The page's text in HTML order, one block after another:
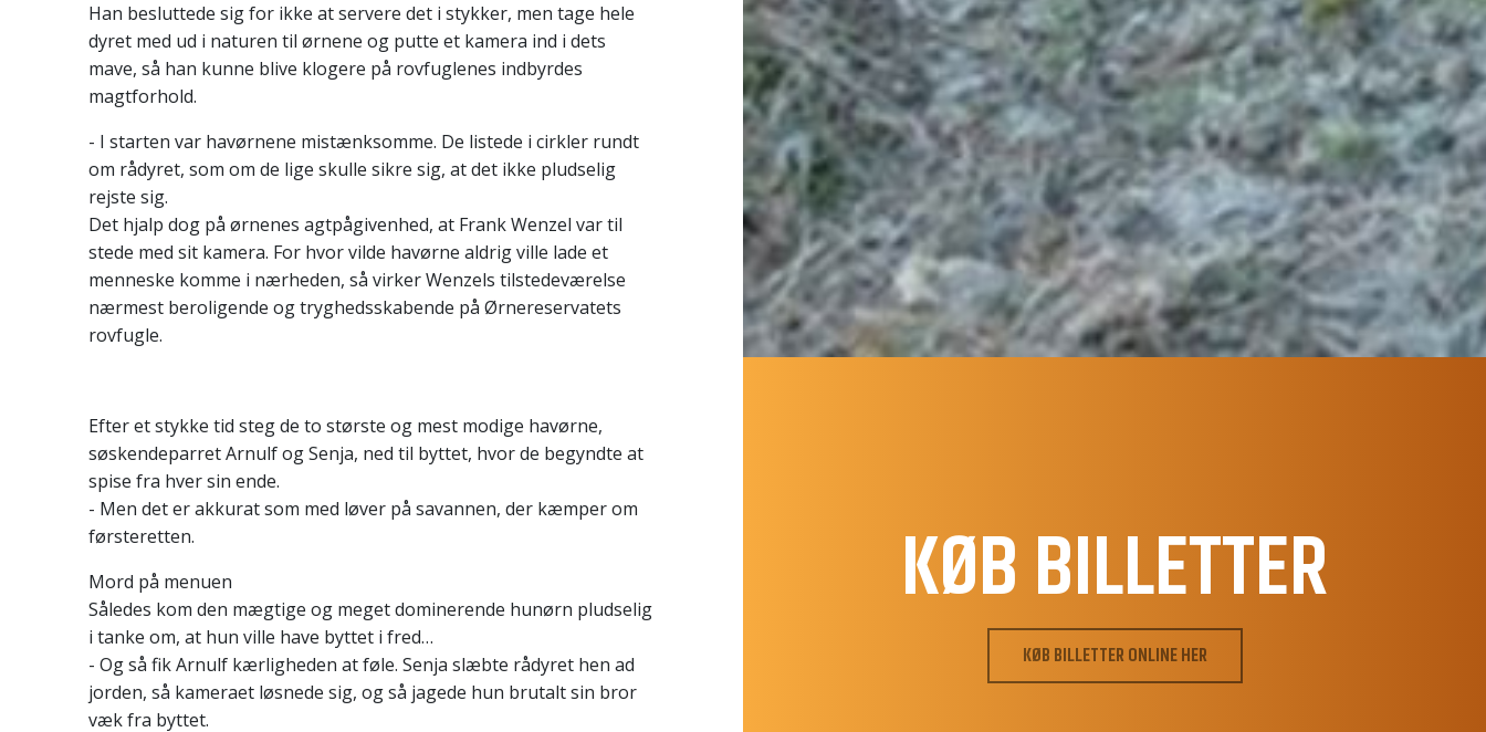
Han besluttede sig for ikke at servere det i stykker, men tage hele
dyret med ud i naturen til ørnene og putte et kamera ind i dets
mave, så han kunne blive klogere på rovfuglenes indbyrdes
magtforhold.
- I starten var havørnene mistænksomme. De listede i cirkler rundt
om rådyret, som om de lige skulle sikre sig, at det ikke pludselig
rejste sig.
Det hjalp dog på ørnenes agtpågivenhed, at Frank Wenzel var til
stede med sit kamera. For hvor vilde havørne aldrig ville lade et
menneske komme i nærheden, så virker Wenzels tilstedeværelse
nærmest beroligende og tryghedsskabende på Ørnereservatets
rovfugle.
Efter et stykke tid steg de to største og mest modige havørne,
søskendeparret Arnulf og Senja, ned til byttet, hvor de begyndte at
spise fra hver sin ende.
- Men det er akkurat som med løver på savannen, der kæmper om
førsteretten.
Mord på menuen
Således kom den mægtige og meget dominerende hunørn pludselig
i tanke om, at hun ville have byttet i fred…
- Og så fik Arnulf kærligheden at føle. Senja slæbte rådyret hen ad
jorden, så kameraet løsnede sig, og så jagede hun brutalt sin bror
væk fra byttet.
KØB BILLETTER
KØB BILLETTER ONLINE HER